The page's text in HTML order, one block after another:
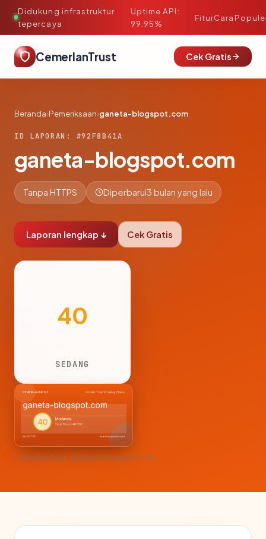
Didukung infrastruktur
tepercaya
·
Uptime API:
99.95%
FiturCara
CemerlanTrust Cek Gratis
Beranda›Pemeriksaan›ganeta-blogspot.com
ID LAPORAN: #92F8B41A
ganeta-blogspot.com
Tanpa HTTPS Diperbarui3 bulan yang lalu
Laporan lengkap ↓ Cek Gratis
40
SEDANG
CemerlanTrust · ganeta-blogspot.com